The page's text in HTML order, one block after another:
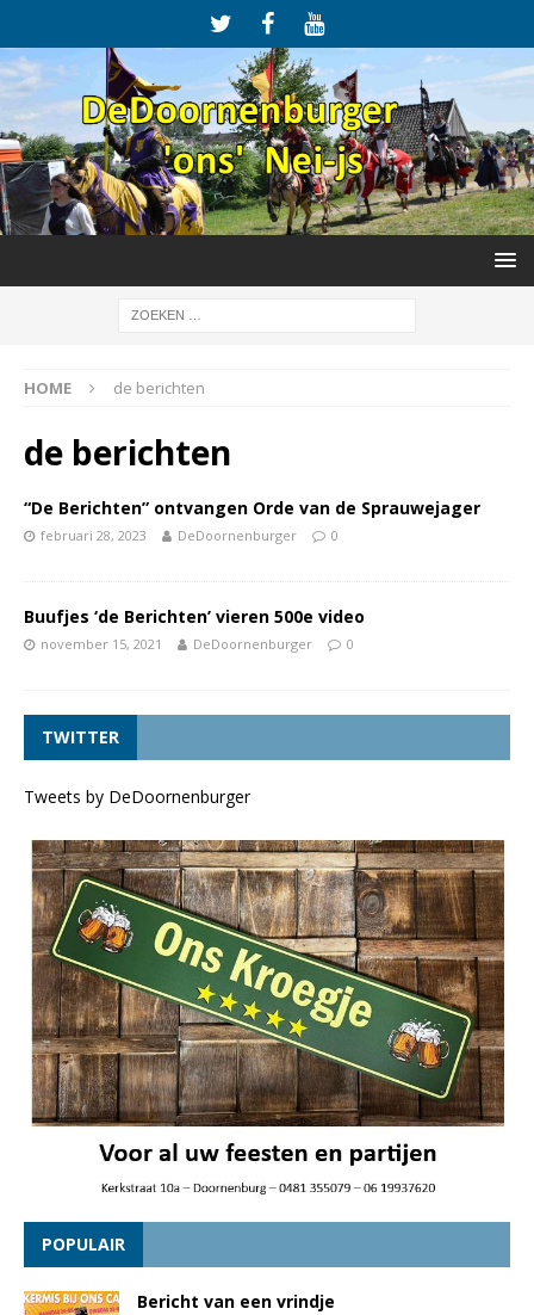
HOME de berichten
de berichten
“De Berichten” ontvangen Orde van de Sprauwejager
februari 28, 2023 DeDoornenburger 0
Buufjes ‘de Berichten’ vieren 500e video
november 15, 2021 DeDoornenburger 0
TWITTER
Tweets by DeDoornenburger
POPULAIR
Bericht van een vrindje